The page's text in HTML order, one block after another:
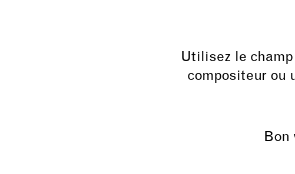
Utilisez le
compositeur ou
Bon